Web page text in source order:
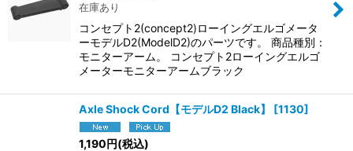
在庫あり
コンセプト2(concept2)ローイングエルゴメータ
ーモデルD2(ModelD2)のパーツです。 商品種別：
モニターアーム。 コンセプト2ローイングエルゴ
メーターモニターアームブラック
Axle Shock Cord【モデルD2 Black】 [1130]
1,190円(税込)